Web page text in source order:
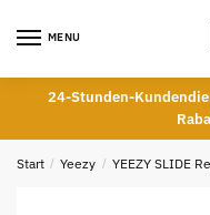
MENU
24-Stunden-
Start / Yeezy / YEEZY SLIDE